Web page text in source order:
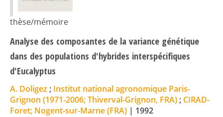
thèse/mémoire
Analyse des composantes de la variance génétique
dans des populations d'hybrides interspécifiques
d'Eucalyptus
A. Doligez ; Institut national agronomique Paris-
Grignon (1971-2006; Thiverval-Grignon, FRA) ; CIRAD-
Foret; Nogent-sur-Marne (FRA) | 1992